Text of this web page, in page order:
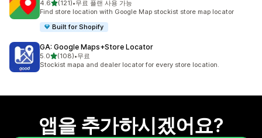
4.6별 5개 중
(121)
총 리뷰 121개
•무료 플랜 사용 가능
Find store location with Google Map stockist store map locator
Built for Shopify
GA: Google Maps+Store Locator
5.0별 5개 중
(108)
총 리뷰 108개
•무료
Stockist mapa and dealer locator for every store location.
앱을 추가하시겠어요?